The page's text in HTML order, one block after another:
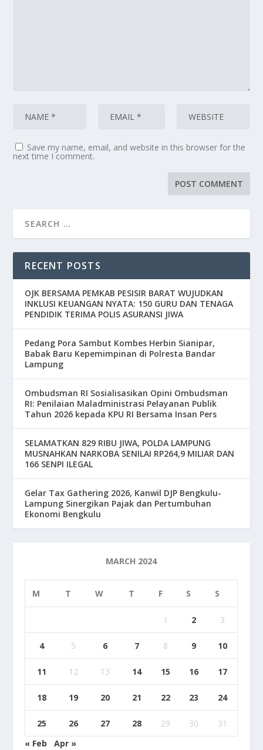
Save my name, email, and website in this browser for the
next time I comment.
RECENT POSTS
OJK BERSAMA PEMKAB PESISIR BARAT WUJUDKAN
INKLUSI KEUANGAN NYATA: 150 GURU DAN TENAGA
PENDIDIK TERIMA POLIS ASURANSI JIWA
Pedang Pora Sambut Kombes Herbin Sianipar,
Babak Baru Kepemimpinan di Polresta Bandar
Lampung
Ombudsman RI Sosialisasikan Opini Ombudsman
RI: Penilaian Maladministrasi Pelayanan Publik
Tahun 2026 kepada KPU RI Bersama Insan Pers
SELAMATKAN 829 RIBU JIWA, POLDA LAMPUNG
MUSNAHKAN NARKOBA SENILAI RP264,9 MILIAR DAN
166 SENPI ILEGAL
Gelar Tax Gathering 2026, Kanwil DJP Bengkulu-
Lampung Sinergikan Pajak dan Pertumbuhan
Ekonomi Bengkulu
MARCH 2024
M T W T F S S
1 2 3
4 5 6 7 8 9 10
11 12 13 14 15 16 17
18 19 20 21 22 23 24
25 26 27 28 29 30
31
« Feb
Apr »